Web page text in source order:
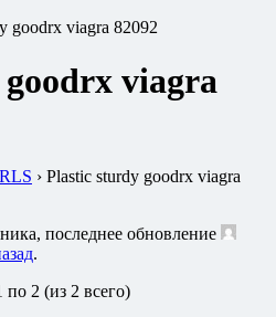
goodrx viagra 82092
viagra
› Plastic sturdy goodrx viagra
последнее обновление
.
2 (из 2 всего)